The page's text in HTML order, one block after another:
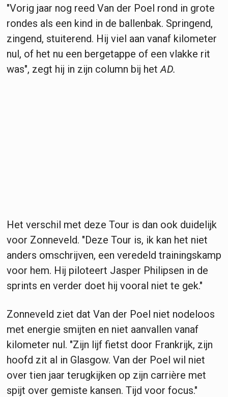
"Vorig jaar nog reed Van der Poel rond in grote
rondes als een kind in de ballenbak. Springend,
zingend, stuiterend. Hij viel aan vanaf kilometer
nul, of het nu een bergetappe of een vlakke rit
was", zegt hij in zijn column bij het AD.
Het verschil met deze Tour is dan ook duidelijk
voor Zonneveld. "Deze Tour is, ik kan het niet
anders omschrijven, een veredeld trainingskamp
voor hem. Hij piloteert Jasper Philipsen in de
sprints en verder doet hij vooral niet te gek."
Zonneveld ziet dat Van der Poel niet nodeloos
met energie smijten en niet aanvallen vanaf
kilometer nul. "Zijn lijf fietst door Frankrijk, zijn
hoofd zit al in Glasgow. Van der Poel wil niet
over tien jaar terugkijken op zijn carrière met
spijt over gemiste kansen. Tijd voor focus."